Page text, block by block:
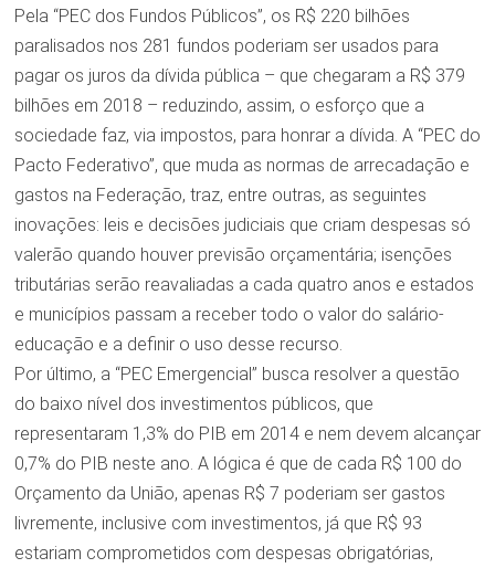
Pela “PEC dos Fundos Públicos”, os R$ 220 bilhões
paralisados nos 281 fundos poderiam ser usados para
pagar os juros da dívida pública – que chegaram a R$ 379
bilhões em 2018 – reduzindo, assim, o esforço que a
sociedade faz, via impostos, para honrar a dívida. A “PEC do
Pacto Federativo”, que muda as normas de arrecadação e
gastos na Federação, traz, entre outras, as seguintes
inovações: leis e decisões judiciais que criam despesas só
valerão quando houver previsão orçamentária; isenções
tributárias serão reavaliadas a cada quatro anos e estados
e municípios passam a receber todo o valor do salário-
educação e a definir o uso desse recurso.
Por último, a “PEC Emergencial” busca resolver a questão
do baixo nível dos investimentos públicos, que
representaram 1,3% do PIB em 2014 e nem devem alcançar
0,7% do PIB neste ano. A lógica é que de cada R$ 100 do
Orçamento da União, apenas R$ 7 poderiam ser gastos
livremente, inclusive com investimentos, já que R$ 93
estariam comprometidos com despesas obrigatórias,